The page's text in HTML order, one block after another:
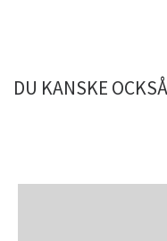
DU KANSKE